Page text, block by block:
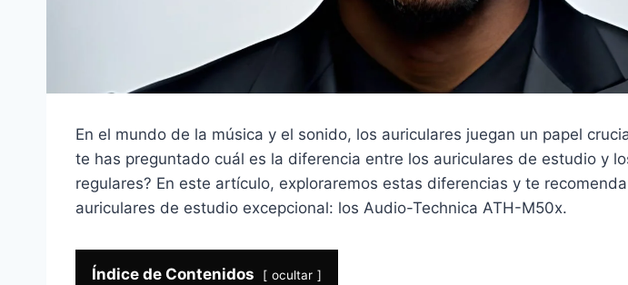
En el mundo de la música y el sonido, los auriculares juegan un papel
te has preguntado cuál es la diferencia entre los auriculares de estudio y
regulares? En este artículo, exploraremos estas diferencias y te
auriculares de estudio excepcional: los Audio-Technica ATH-M50x.
Índice de Contenidos ocultar